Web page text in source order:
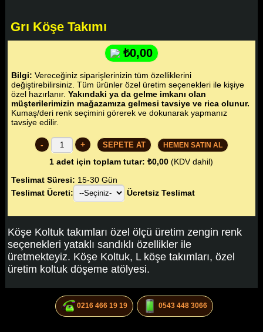
Grı Köşe Takımı
₺0,00
Bilgi: Vereceğiniz siparişlerinizin tüm özelliklerini
değiştirebilirsiniz. Tüm ürünler özel üretim seçenekleri ile kişiye
özel hazırlanır.Yakındaki ya da gelme imkanı olan
müşterilerimizin mağazamıza gelmesi tavsiye ve rica olunur.
Kumaş/deri renk seçimini görerek ve dokunarak yapmanız
tavsiye edilir.
- + HEMEN SATIN AL
1 adet için toplam tutar:₺0,00 (KDV dahil)
Teslimat Süresi: 15-30 Gün
Teslimat Ücreti:
Ücretsiz Teslimat
Köşe Koltuk takımları özel ölçü üretim zengin renk
seçenekleri yataklı sandıklı özellikler ile
üretmekteyiz. Köşe Koltuk, L köşe takımları, özel
üretim koltuk döşeme atölyesi.
0216 466 19 19 0543 448 3066